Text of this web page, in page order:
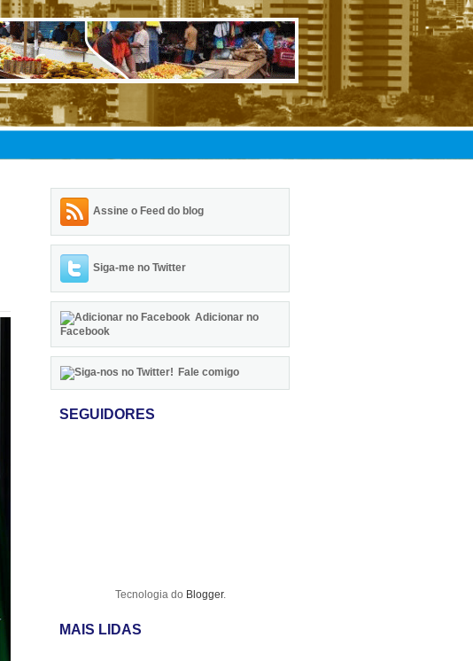
Assine o Feed do blog
Siga-me no Twitter
Adicionar no
Facebook
Fale comigo
SEGUIDORES
Tecnologia do Blogger.
MAIS LIDAS